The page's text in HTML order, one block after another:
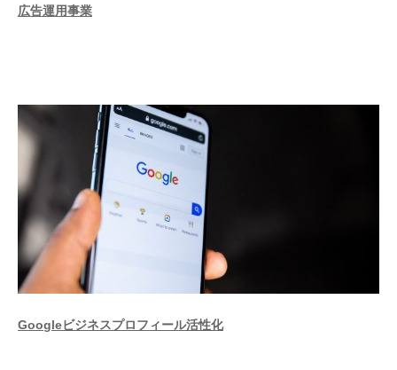
広告運用事業
Googleビジネスプロフィール活性化